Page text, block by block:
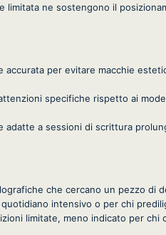
limitata ne sostengono il
accurata per evitare macchie
specifiche rispetto ai
adatte a sessioni di scrittura
che cercano un pezzo di
intensivo o per chi
limitate, meno indicato per chi